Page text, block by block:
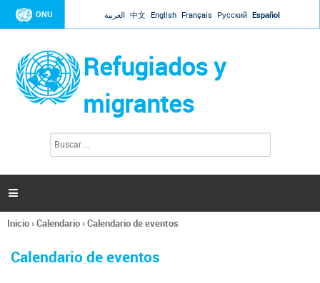
Jump to navigation
ONU العربية 中文 English Français Русский Español
Refugiados y
migrantes
l
s

Se
usted
Inicio›Calendario›Calendario de eventos
Calendario de eventos